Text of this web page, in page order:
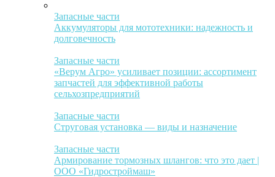
Запасные части
Аккумуляторы для мототехники: надежность и
долговечность
Запасные части
«Верум Агро» усиливает позиции: ассортимент
запчастей для эффективной работы
сельхозпредприятий
Запасные части
Струговая установка — виды и назначение
Запасные части
Армирование тормозных шлангов: что это дает |
ООО «Гидростроймаш»